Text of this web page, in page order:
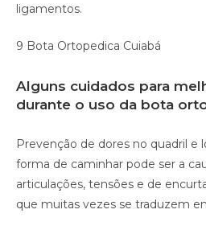
ligamentos.
9 Bota Ortopedica Cuiabá
Alguns cuidados para
durante o uso da bota
Prevenção de dores no quadril e
forma de caminhar pode ser a
articulações, tensões e de
que muitas vezes se traduzem